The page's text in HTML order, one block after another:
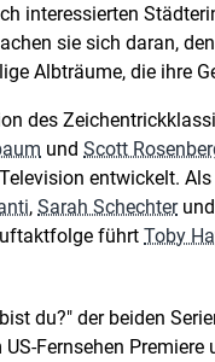
interessierten
sie sich daran,
Albträume, die ihre
des
und Scott
entwickelt.
, Sarah Schechterund
führt Toby
du?" der beiden
Fernsehen